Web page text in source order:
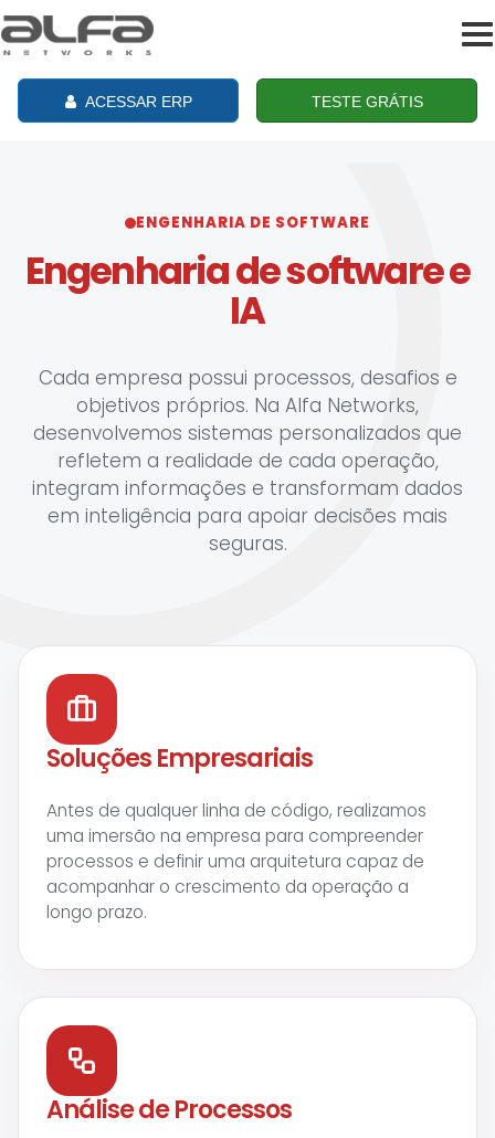
ACESSAR ERP TESTE GRÁTIS
ENGENHARIA DE SOFTWARE
Engenharia de software e
IA
Cada empresa possui processos, desafios e
objetivos próprios. Na Alfa Networks,
desenvolvemos sistemas personalizados que
refletem a realidade de cada operação,
integram informações e transformam dados
em inteligência para apoiar decisões mais
seguras.
Soluções Empresariais
Antes de qualquer linha de código, realizamos
uma imersão na empresa para compreender
processos e definir uma arquitetura capaz de
acompanhar o crescimento da operação a
longo prazo.
Análise de Processos